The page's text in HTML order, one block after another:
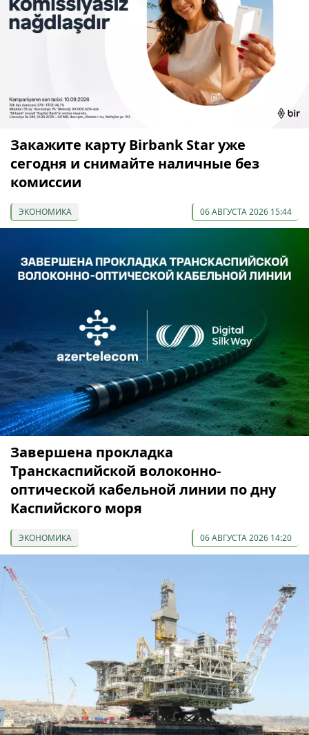
Закажите карту Birbank Star уже
сегодня и снимайте наличные без
комиссии
ЭКОНОМИКА 06 АВГУСТА 2026 15:44
Завершена прокладка
Транскаспийской волоконно-
оптической кабельной линии по дну
Каспийского моря
ЭКОНОМИКА 06 АВГУСТА 2026 14:20